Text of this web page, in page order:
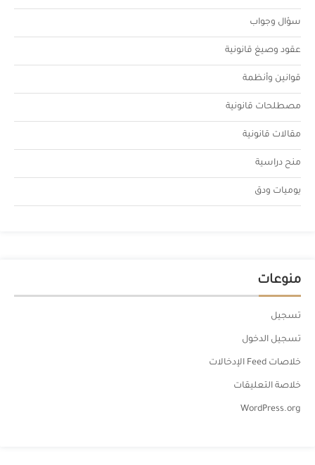
سؤال وجواب
عقود وصيغ قانونية
قوانين وأنظمة
مصطلحات قانونية
مقالات قانونية
منح دراسية
يوميات ودق
منوعات
تسجيل
تسجيل الدخول
خلاصات Feed الإدخالات
خلاصة التعليقات
WordPress.org